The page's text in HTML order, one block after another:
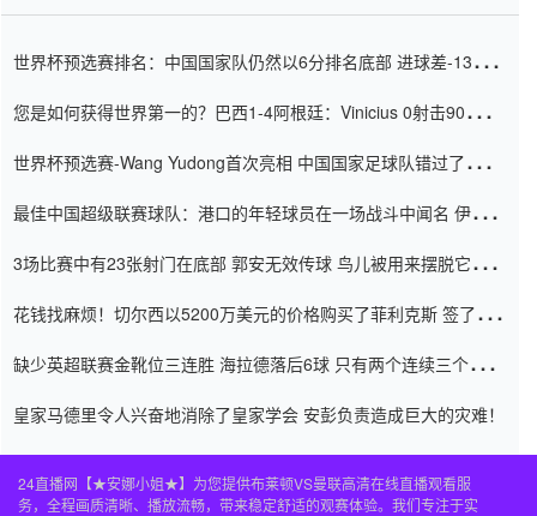
世界杯预选赛排名：中国国家队仍然以6分排名底部 进球差-13令人
您是如何获得世界第一的？巴西1-4阿根廷：Vinicius 0射击90分钟
世界杯预选赛-Wang Yudong首次亮相 中国国家足球队错过了世界
最佳中国超级联赛球队：港口的年轻球员在一场战斗中闻名 伊万放
3场比赛中有23张射门在底部 郭安无效传球 鸟儿被用来摆脱它
花钱找麻烦！切尔西以5200万美元的价格购买了菲利克斯 签了7年
缺少英超联赛金靴位三连胜 海拉德落后6球 只有两个连续三个连续
皇家马德里令人兴奋地消除了皇家学会 安彭负责造成巨大的灾难！
24直播网【★安娜小姐★】为您提供布莱顿VS曼联高清在线直播观看服
务，全程画质清晰、播放流畅，带来稳定舒适的观赛体验。我们专注于实